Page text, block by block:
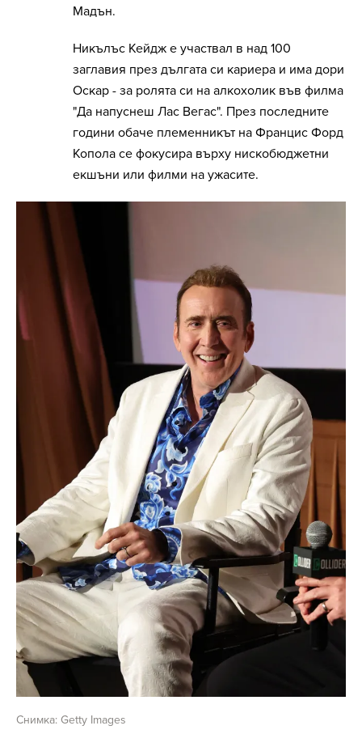
Мадън.
Никълъс Кейдж е участвал в над 100
заглавия през дългата си кариера и има дори
Оскар - за ролята си на алкохолик във филма
"Да напуснеш Лас Вегас". През последните
години обаче племенникът на Францис Форд
Копола се фокусира върху нискобюджетни
екшъни или филми на ужасите.
Снимка: Getty Images